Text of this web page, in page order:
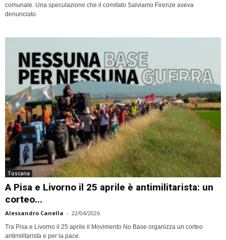
comunale. Una speculazione che il comitato Salviamo Firenze aveva
denunciato.
Toscana
A Pisa e Livorno il 25 aprile è antimilitarista: un
corteo...
Alessandro Canella - 22/04/2026
Tra Pisa e Livorno il 25 aprile il Movimento No Base organizza un corteo
antimilitarista e per la pace.